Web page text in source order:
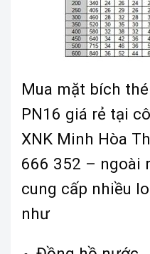
Mua mặt bích
PN16 giá rẻ tại
XNK Minh Hòa
666 352 – ngoài
cung cấp nhiều
như